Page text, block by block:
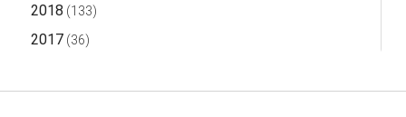
2018 (133)
2017(36)